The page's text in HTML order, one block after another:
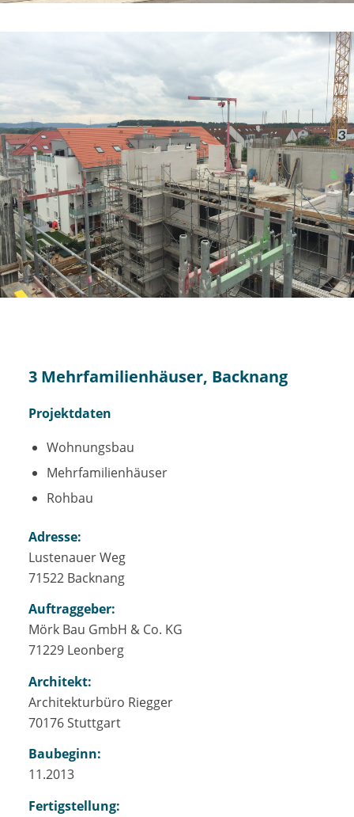
3 Mehrfamilienhäuser, Backnang
Projektdaten
Wohnungsbau
Mehrfamilienhäuser
Rohbau
Adresse:
Lustenauer Weg
71522 Backnang
Auftraggeber:
Mörk Bau GmbH & Co. KG
71229 Leonberg
Architekt:
Architekturbüro Riegger
70176 Stuttgart
Baubeginn:
11.2013
Fertigstellung: